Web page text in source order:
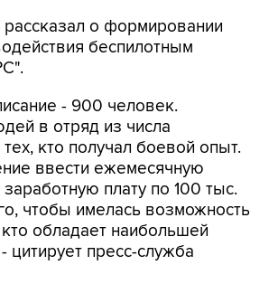
рассказал о формировании
беспилотным
- 900 человек.
в отряд из числа
кто получал боевой опыт.
ввести ежемесячную
плату по 100 тыс.
чтобы имелась возможность
обладает наибольшей
цитирует пресс-служба